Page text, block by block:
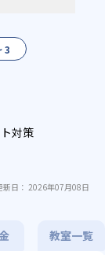
3
対策
新日： 2026年07月08日
教室一覧